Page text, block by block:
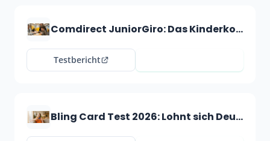
Comdirect JuniorGiro: Das Kinderkonto der Commerzbank-Tochter im Test
Testbericht
Bling Card Test 2026: Lohnt sich Deutschlands beliebteste Taschengeldkarte?